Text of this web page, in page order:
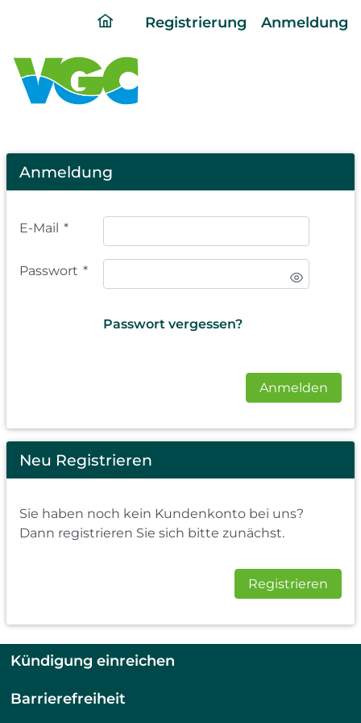
ding
page
Registrierung Anmeldung
Login
Anmeldung
E-Mail *
Passwort *
Passwort vergessen?
Anmelden
Neu Registrieren
Sie haben noch kein Kundenkonto bei uns?
Dann registrieren Sie sich bitte zunächst.
Registrieren
Kündigung einreichen
Barrierefreiheit